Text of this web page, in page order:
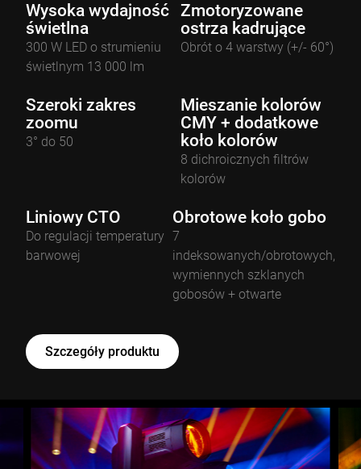
Wysoka wydajność
świetlna
300 W LED o strumieniu
świetlnym 13 000 lm
Zmotoryzowane
ostrza kadrujące
Obrót o 4 warstwy (+/- 60°)
Szeroki zakres
zoomu
3° do 50
Mieszanie kolorów
CMY + dodatkowe
koło kolorów
8 dichroicznych filtrów
kolorów
Liniowy CTO
Do regulacji temperatury
barwowej
Obrotowe koło gobo
7
indeksowanych/obrotowych,
wymiennych szklanych
gobosów + otwarte
Szczegóły produktu